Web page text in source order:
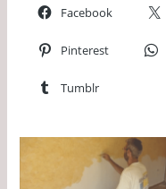
Facebook
Pinterest
Tumblr